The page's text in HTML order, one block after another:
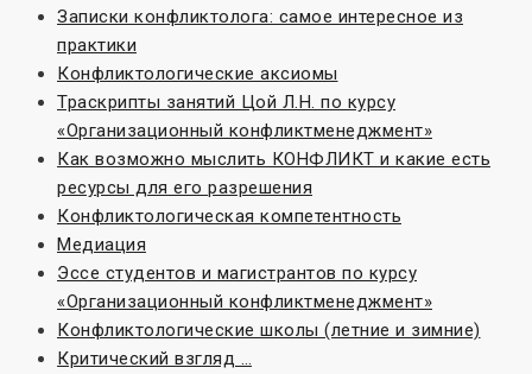
Записки конфликтолога: самое интересное из
практики
Конфликтологические аксиомы
Траскрипты занятий Цой Л.Н. по курсу
«Организационный конфликтменеджмент»
Как возможно мыслить КОНФЛИКТ и какие есть
ресурсы для его разрешения
Конфликтологическая компетентность
Медиация
Эссе студентов и магистрантов по курсу
«Организационный конфликтменеджмент»
Конфликтологические школы (летние и зимние)
Критический взгляд …